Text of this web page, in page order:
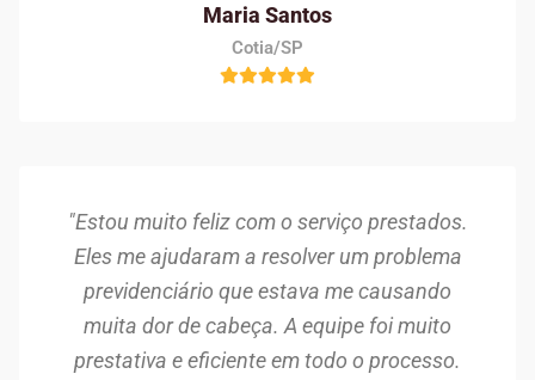
Maria Santos
Cotia/SP
"Estou muito feliz com o serviço prestados.
Eles me ajudaram a resolver um problema
previdenciário que estava me causando
muita dor de cabeça. A equipe foi muito
prestativa e eficiente em todo o processo.